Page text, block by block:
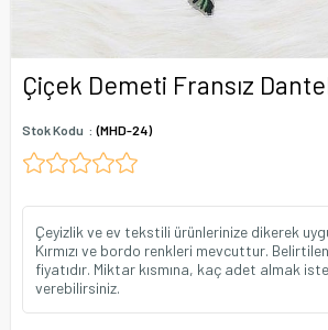
Çiçek Demeti Fransız
Stok Kodu (MHD-24)
Çeyizlik ve ev tekstili ürünlerinize dikerek
Kırmızı ve bordo renkleri mevcuttur.
fiyatıdır. Miktar kısmına, kaç adet almak
verebilirsiniz.